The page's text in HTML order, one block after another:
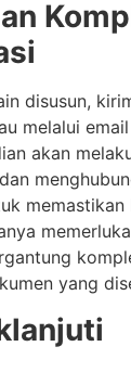
disusun,
melalui
akan
dan
memastikan
yang